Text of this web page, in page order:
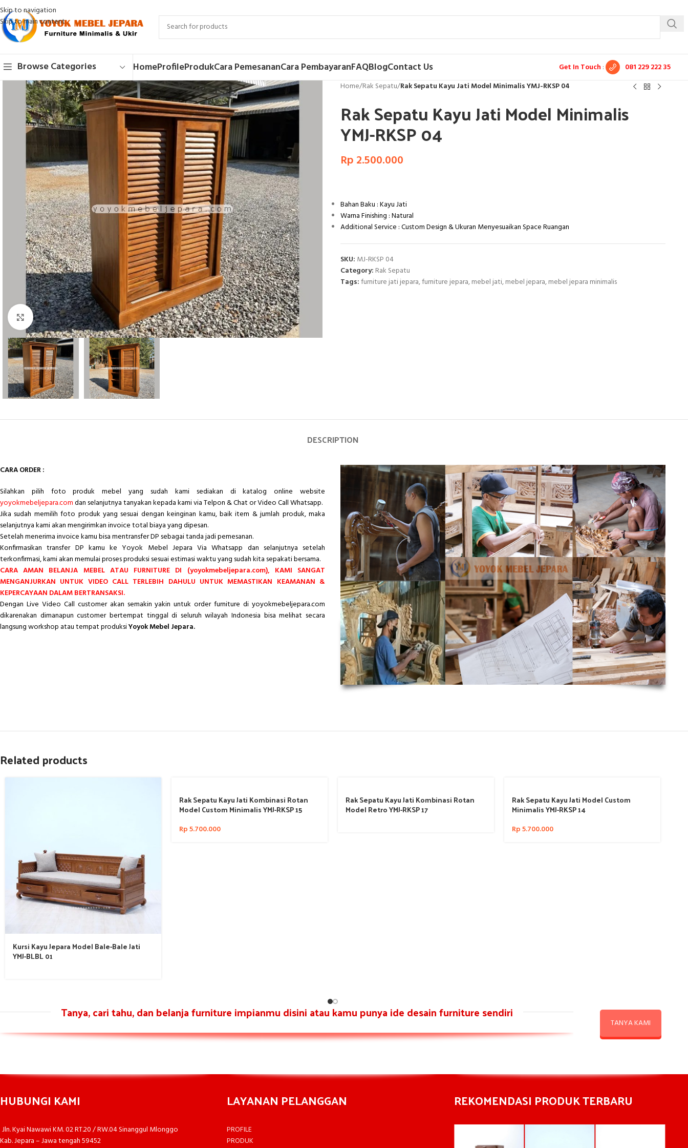
Skip to navigation
Skip to main content
Browse Categories HomeProfileProdukCara PemesananCara PembayaranFAQBlogContact Us Get In Touch : 081 229 222 35
Click to enlarge
Home/Rak Sepatu/Rak Sepatu Kayu Jati Model Minimalis YMJ-RKSP 04
Rak Sepatu Kayu Jati Model Minimalis
YMJ-RKSP 04
Rp 2.500.000
Bahan Baku : Kayu Jati
Warna Finishing : Natural
Additional Service : Custom Design & Ukuran Menyesuaikan Space Ruangan
SKU: MJ-RKSP 04
Category: Rak Sepatu
Tags:furniture jati jepara,furniture jepara,mebel jati,mebel jepara,mebel jepara minimalis
DESCRIPTION
CARA ORDER :
Silahkan pilih foto produk mebel yang sudah kami sediakan di katalog online website
yoyokmebeljepara.comdan selanjutnya tanyakan kepada kami via Telpon & Chat or Video Call Whatsapp.
Jika sudah memilih foto produk yang sesuai dengan keinginan kamu, baik item & jumlah produk, maka
selanjutnya kami akan mengirimkan invoice total biaya yang dipesan.
Setelah menerima invoice kamu bisa mentransfer DP sebagai tanda jadi pemesanan.
Konfirmasikan transfer DP kamu ke Yoyok Mebel Jepara Via Whatsapp dan selanjutnya setelah
terkonfirmasi, kami akan memulai proses produksi sesuai estimasi waktu yang sudah kita sepakati bersama.
CARA AMAN BELANJA MEBEL ATAU FURNITURE DI (yoyokmebeljepara.com), KAMI SANGAT
MENGANJURKAN UNTUK VIDEO CALL TERLEBIH DAHULU UNTUK MEMASTIKAN KEAMANAN &
KEPERCAYAAN DALAM BERTRANSAKSI.
Dengan Live Video Call customer akan semakin yakin untuk order furniture di yoyokmebeljepara.com
dikarenakan dimanapun customer bertempat tinggal di seluruh wilayah Indonesia bisa melihat secara
langsung workshop atau tempat produksiYoyok Mebel Jepara.
Related products
Kursi Kayu Jepara Model Bale-Bale Jati
YMJ-BLBL 01
Rak Sepatu Kayu Jati Kombinasi Rotan
Model Custom Minimalis YMJ-RKSP 15
Rp5.700.000
Rak Sepatu Kayu Jati Kombinasi Rotan
Model Retro YMJ-RKSP 17
Rak Sepatu Kayu Jati Model Custom
Minimalis YMJ-RKSP 14
Rp5.700.000
Tanya, cari tahu, dan belanja furniture impianmu disini atau kamu punya ide desain furniture sendiri
TANYA KAMI
HUBUNGI KAMI
Jln. Kyai Nawawi KM. 02 RT.20 / RW.04 Sinanggul Mlonggo
Kab. Jepara – Jawa tengah 59452
LAYANAN PELANGGAN
PROFILE
PRODUK
REKOMENDASI PRODUK TERBARU